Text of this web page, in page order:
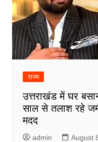
राज्य
उत्तराखंड में घर
साल से तलाश रहे
मदद
admin August